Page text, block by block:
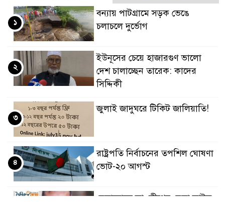
বন্যায় পাটগ্রামে সড়ক ভেঙে
চলাচলে দুর্ভোগ
১
ইউনূসের চেয়ে হাজারগুণ ভালো
দেশ চালাচ্ছেন তারেক: কাদের
সিদ্দিকী
২
জুলাই জাদুঘরে টিকিট জালিয়াতি!
৩
রাষ্ট্রপতি নির্বাচনের তপশিল ঘোষণা
ভোট-২০ আগস্ট
৪
বেলাবোতে আ. লীগের নেতা আটক